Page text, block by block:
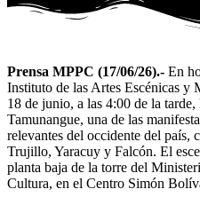
Prensa MPPC (17/06/26).- En
Instituto de las Artes Escénicas y
18 de junio, a las 4:00 de la
Tamunangue, una de las
relevantes del occidente del país,
Trujillo, Yaracuy y Falcón. El
planta baja de la torre del
Cultura, en el Centro Simón